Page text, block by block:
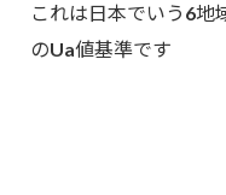
これは日本でいう6地
のUa値基準です